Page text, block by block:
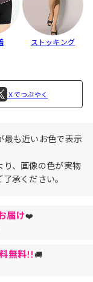
ストッキング
Ｘでつぶやく
最も近いお色で表示
、画像の色が実物
承ください。
届け❤️
無料!!🚚